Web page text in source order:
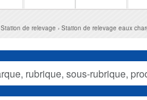
Station de relevage Station de relevage eaux